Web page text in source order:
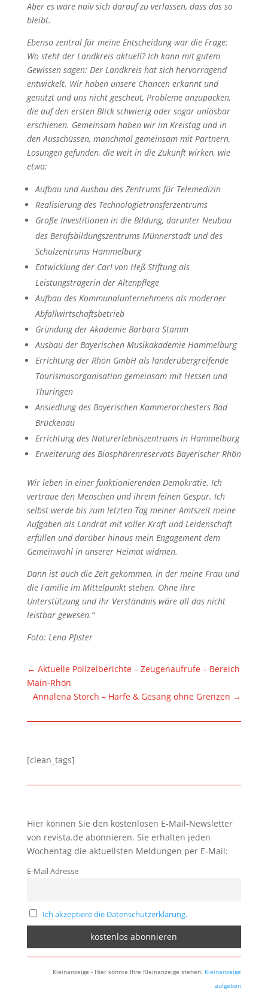
Aber es wäre naiv sich darauf zu verlassen, dass das so
bleibt.
Ebenso zentral für meine Entscheidung war die Frage:
Wo steht der Landkreis aktuell? Ich kann mit gutem
Gewissen sagen: Der Landkreis hat sich hervorragend
entwickelt. Wir haben unsere Chancen erkannt und
genutzt und uns nicht gescheut, Probleme anzupacken,
die auf den ersten Blick schwierig oder sogar unlösbar
erschienen. Gemeinsam haben wir im Kreistag und in
den Ausschüssen, manchmal gemeinsam mit Partnern,
Lösungen gefunden, die weit in die Zukunft wirken, wie
etwa:
Aufbau und Ausbau des Zentrums für Telemedizin
Realisierung des Technologietransferzentrums
Große Investitionen in die Bildung, darunter Neubau
des Berufsbildungszentrums Münnerstadt und des
Schulzentrums Hammelburg
Entwicklung der Carl von Heß Stiftung als
Leistungsträgerin der Altenpflege
Aufbau des Kommunalunternehmens als moderner
Abfallwirtschaftsbetrieb
Gründung der Akademie Barbara Stamm
Ausbau der Bayerischen Musikakademie Hammelburg
Errichtung der Rhön GmbH als länderübergreifende
Tourismusorganisation gemeinsam mit Hessen und
Thüringen
Ansiedlung des Bayerischen Kammerorchesters Bad
Brückenau
Errichtung des Naturerlebniszentrums in Hammelburg
Erweiterung des Biosphärenreservats Bayerischer Rhön
Wir leben in einer funktionierenden Demokratie. Ich
vertraue den Menschen und ihrem feinen Gespür. Ich
selbst werde bis zum letzten Tag meiner Amtszeit meine
Aufgaben als Landrat mit voller Kraft und Leidenschaft
erfüllen und darüber hinaus mein Engagement dem
Gemeinwohl in unserer Heimat widmen.
Dann ist auch die Zeit gekommen, in der meine Frau und
die Familie im Mittelpunkt stehen. Ohne ihre
Unterstützung und ihr Verständnis wäre all das nicht
leistbar gewesen.“
Foto: Lena Pfister
← Aktuelle Polizeiberichte – Zeugenaufrufe – Bereich
Main-Rhön
Annalena Storch – Harfe & Gesang ohne Grenzen →
[clean_tags]
Hier können Sie den kostenlosen E-Mail-Newsletter
von revista.de abonnieren. Sie erhalten jeden
Wochentag die aktuellsten Meldungen per E-Mail:
E-Mail Adresse
Ich akzeptiere die Datenschutzerklärung.
Kleinanzeige - Hier könnte Ihre Kleinanzeige stehen: Kleinanzeige
aufgeben